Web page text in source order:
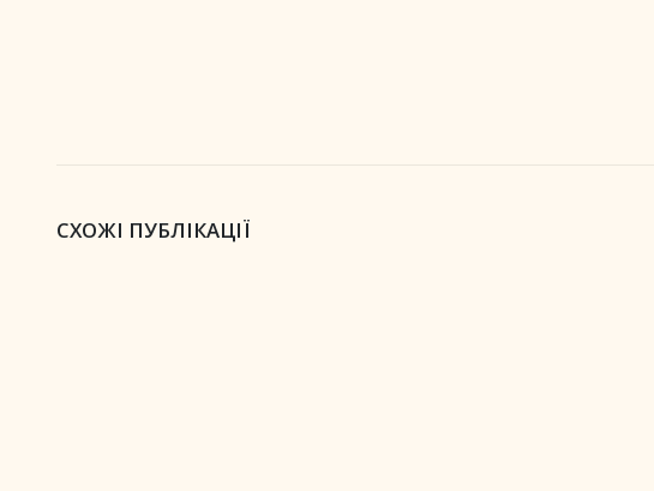
СХОЖІ ПУБЛІКАЦІЇ